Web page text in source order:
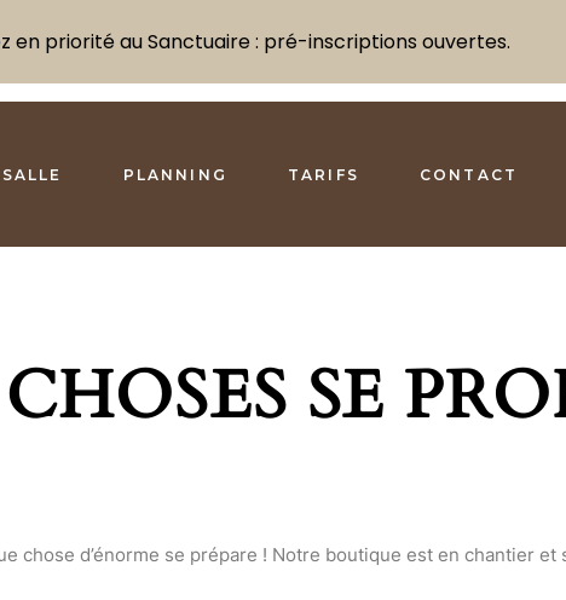
PLANNING TARIFS CONTACT
SE
chose d’énorme se prépare ! Notre boutique est en chantier et
en priorité au Sanctuaire : pré-inscriptions ouvertes.